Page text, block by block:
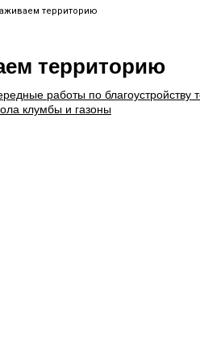
территорию
территорию
работы по благоустройству
клумбы и газоны